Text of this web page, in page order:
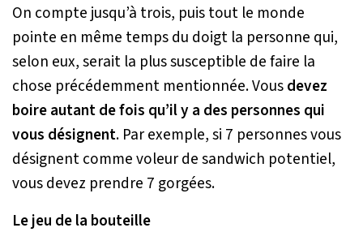
On compte jusqu’à trois, puis tout le monde
pointe en même temps du doigt la personne qui,
selon eux, serait la plus susceptible de faire la
chose précédemment mentionnée. Vousdevez
boire autant de fois qu’il y a des personnes qui
vous désignent. Par exemple, si 7 personnes vous
désignent comme voleur de sandwich potentiel,
vous devez prendre 7 gorgées.
Le jeu de la bouteille